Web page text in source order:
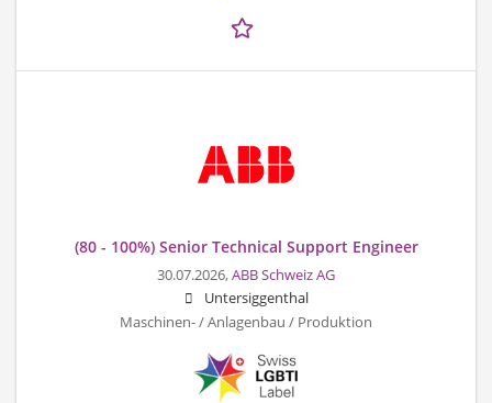
(80 - 100%) Senior Technical Support Engineer
30.07.2026,ABB Schweiz AG
Untersiggenthal
Maschinen- / Anlagenbau / Produktion